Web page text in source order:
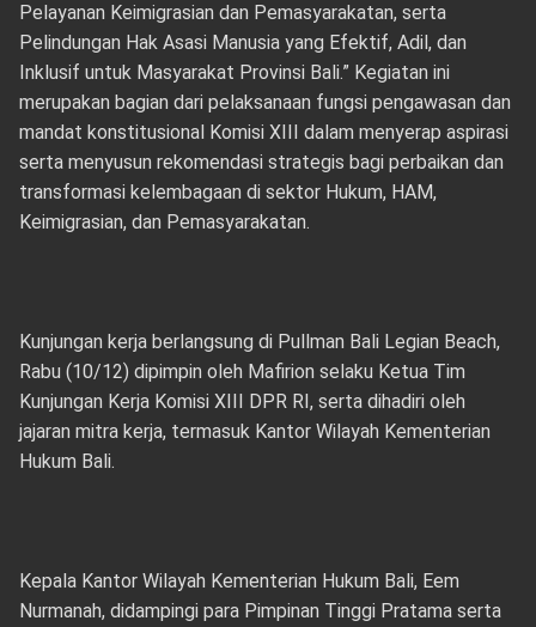
Pelayanan Keimigrasian dan Pemasyarakatan, serta
Pelindungan Hak Asasi Manusia yang Efektif, Adil, dan
Inklusif untuk Masyarakat Provinsi Bali.” Kegiatan ini
merupakan bagian dari pelaksanaan fungsi pengawasan dan
mandat konstitusional Komisi XIII dalam menyerap aspirasi
serta menyusun rekomendasi strategis bagi perbaikan dan
transformasi kelembagaan di sektor Hukum, HAM,
Keimigrasian, dan Pemasyarakatan.
Kunjungan kerja berlangsung di Pullman Bali Legian Beach,
Rabu (10/12) dipimpin oleh Mafirion selaku Ketua Tim
Kunjungan Kerja Komisi XIII DPR RI, serta dihadiri oleh
jajaran mitra kerja, termasuk Kantor Wilayah Kementerian
Hukum Bali.
Kepala Kantor Wilayah Kementerian Hukum Bali, Eem
Nurmanah, didampingi para Pimpinan Tinggi Pratama serta